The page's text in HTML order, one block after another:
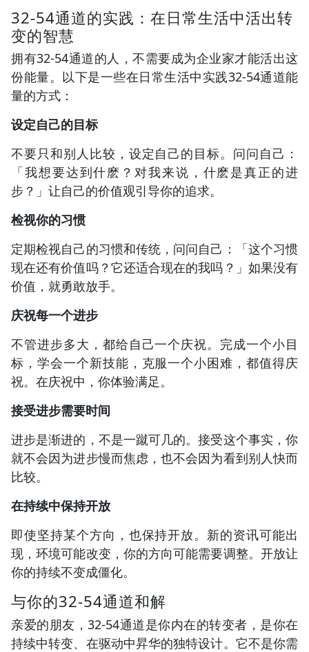
32-54通道的实践：在日常生活中活出转
变的智慧
拥有32-54通道的人，不需要成为企业家才能活出这
份能量。以下是一些在日常生活中实践32-54通道能
量的方式：
设定自己的目标
不要只和别人比较，设定自己的目标。问问自己：
「我想要达到什麽？对我来说，什麽是真正的进
步？」让自己的价值观引导你的追求。
检视你的习惯
定期检视自己的习惯和传统，问问自己：「这个习惯
现在还有价值吗？它还适合现在的我吗？」如果没有
价值，就勇敢放手。
庆祝每一个进步
不管进步多大，都给自己一个庆祝。完成一个小目
标，学会一个新技能，克服一个小困难，都值得庆
祝。在庆祝中，你体验满足。
接受进步需要时间
进步是渐进的，不是一蹴可几的。接受这个事实，你
就不会因为进步慢而焦虑，也不会因为看到别人快而
比较。
在持续中保持开放
即使坚持某个方向，也保持开放。新的资讯可能出
现，环境可能改变，你的方向可能需要调整。开放让
你的持续不变成僵化。
与你的32-54通道和解
亲爱的朋友，32-54通道是你内在的转变者，是你在
持续中转变、在驱动中昇华的独特设计。它不是你需